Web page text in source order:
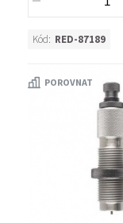
Kód: RED-87189
POROVNAT